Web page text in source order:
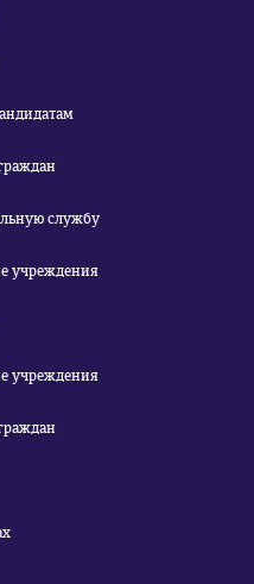
службу
учреждения
учреждения